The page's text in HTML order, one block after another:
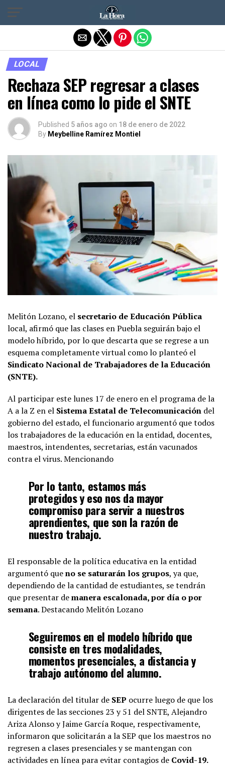
LOCAL
Rechaza SEP regresar a clases
en línea como lo pide el SNTE
Published 5 años ago on 18 de enero de 2022
By Meybelline Ramírez Montiel
Melitón Lozano, el secretario de Educación Pública
local, afirmó que las clases en Puebla seguirán bajo el
modelo híbrido, por lo que descarta que se regrese a un
esquema completamente virtual como lo planteó el
Sindicato Nacional de Trabajadores de la Educación
(SNTE).
Al participar este lunes 17 de enero en el programa de la
A a la Z en el Sistema Estatal de Telecomunicación del
gobierno del estado, el funcionario argumentó que todos
los trabajadores de la educación en la entidad, docentes,
maestros, intendentes, secretarias, están vacunados
contra el virus. Mencionando
Por lo tanto, estamos más
protegidos y eso nos da mayor
compromiso para servir a nuestros
aprendientes, que son la razón de
nuestro trabajo.
El responsable de la política educativa en la entidad
argumentó queno se saturarán los grupos, ya que,
dependiendo de la cantidad de estudiantes, se tendrán
que presentar demanera escalonada, por día o por
semana. Destacando Melitón Lozano
Seguiremos en el modelo híbrido que
consiste en tres modalidades,
momentos presenciales, a distancia y
trabajo autónomo del alumno.
La declaración del titular de SEP ocurre luego de que los
dirigentes de las secciones 23 y 51 del SNTE, Alejandro
Ariza Alonso y Jaime García Roque, respectivamente,
informaron que solicitarán a la SEP que los maestros no
regresen a clases presenciales y se mantengan con
actividades en línea para evitar contagios de Covid-19.
Salir de la versión móvil